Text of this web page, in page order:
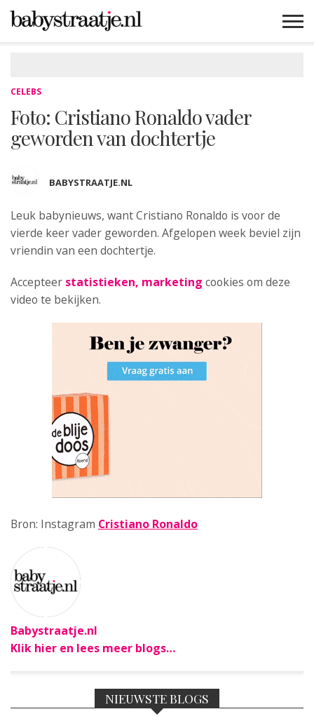
CELEBS
Foto: Cristiano Ronaldo vader
geworden van dochtertje
BABYSTRAATJE.NL
Leuk babynieuws, want Cristiano Ronaldo is voorde
vierde keer vader geworden. Afgelopen week beviel zijn
vriendin van een dochtertje.
Accepteer statistieken, marketing cookies om deze
video te bekijken.
Bron: Instagram Cristiano Ronaldo
Babystraatje.nl
Klik hier en lees meer blogs…
NIEUWSTE BLOGS